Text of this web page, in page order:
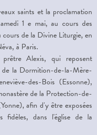
saints et la proclamation
1 e mai, au cours des
de la Divine Liturgie, en
à Paris.
Alexis, qui reposent
de la Dormition-de-la-Mère-
des-Bois (Essonne),
de la Protection-de-
afin d'y être exposées
fidèles, dans l'église de la